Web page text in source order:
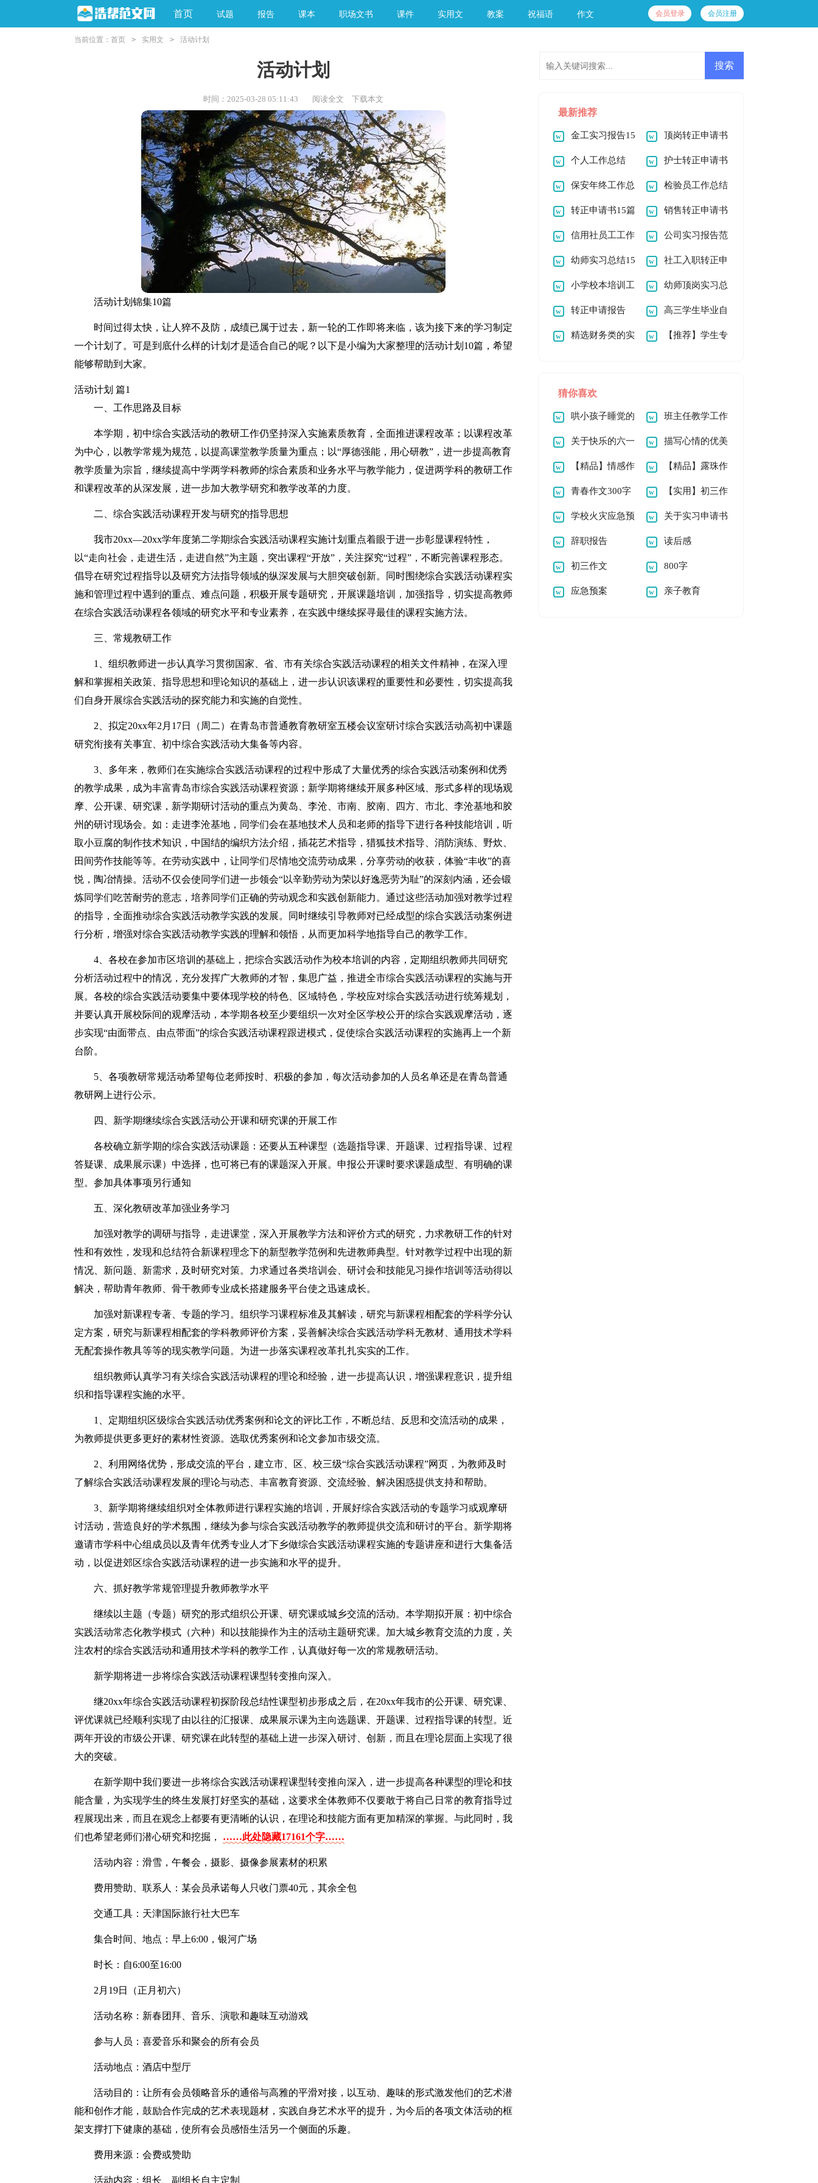
首页 试题 报告 课本 职场文书 课件 实用文 教案 祝福语 作文 会员登录 会员注册
当前位置： 首页 > 实用文 > 活动计划
活动计划
时间：2025-03-28 05:11:43 阅读全文 下载本文
活动计划锦集10篇
时间过得太快，让人猝不及防，成绩已属于过去，新一轮的工作即将来临，该为接下来的学习制定
一个计划了。可是到底什么样的计划才是适合自己的呢？以下是小编为大家整理的活动计划10篇，希望
能够帮助到大家。
活动计划 篇1
一、工作思路及目标
本学期，初中综合实践活动的教研工作仍坚持深入实施素质教育，全面推进课程改革；以课程改革
为中心，以教学常规为规范，以提高课堂教学质量为重点；以“厚德强能，用心研教”，进一步提高教育
教学质量为宗旨，继续提高中学两学科教师的综合素质和业务水平与教学能力，促进两学科的教研工作
和课程改革的从深发展，进一步加大教学研究和教学改革的力度。
二、综合实践活动课程开发与研究的指导思想
我市20xx—20xx学年度第二学期综合实践活动课程实施计划重点着眼于进一步彰显课程特性，
以“走向社会，走进生活，走进自然”为主题，突出课程“开放”，关注探究“过程”，不断完善课程形态。
倡导在研究过程指导以及研究方法指导领域的纵深发展与大胆突破创新。同时围绕综合实践活动课程实
施和管理过程中遇到的重点、难点问题，积极开展专题研究，开展课题培训，加强指导，切实提高教师
在综合实践活动课程各领域的研究水平和专业素养，在实践中继续探寻最佳的课程实施方法。
三、常规教研工作
1、组织教师进一步认真学习贯彻国家、省、市有关综合实践活动课程的相关文件精神，在深入理
解和掌握相关政策、指导思想和理论知识的基础上，进一步认识该课程的重要性和必要性，切实提高我
们自身开展综合实践活动的探究能力和实施的自觉性。
2、拟定20xx年2月17日（周二）在青岛市普通教育教研室五楼会议室研讨综合实践活动高初中课题
研究衔接有关事宜、初中综合实践活动大集备等内容。
3、多年来，教师们在实施综合实践活动课程的过程中形成了大量优秀的综合实践活动案例和优秀
的教学成果，成为丰富青岛市综合实践活动课程资源；新学期将继续开展多种区域、形式多样的现场观
摩、公开课、研究课，新学期研讨活动的重点为黄岛、李沧、市南、胶南、四方、市北、李沧基地和胶
州的研讨现场会。如：走进李沧基地，同学们会在基地技术人员和老师的指导下进行各种技能培训，听
取小豆腐的制作技术知识，中国结的编织方法介绍，插花艺术指导，猎狐技术指导、消防演练、野炊、
田间劳作技能等等。在劳动实践中，让同学们尽情地交流劳动成果，分享劳动的收获，体验“丰收”的喜
悦，陶冶情操。活动不仅会使同学们进一步领会“以辛勤劳动为荣以好逸恶劳为耻”的深刻内涵，还会锻
炼同学们吃苦耐劳的意志，培养同学们正确的劳动观念和实践创新能力。通过这些活动加强对教学过程
的指导，全面推动综合实践活动教学实践的发展。同时继续引导教师对已经成型的综合实践活动案例进
行分析，增强对综合实践活动教学实践的理解和领悟，从而更加科学地指导自己的教学工作。
4、各校在参加市区培训的基础上，把综合实践活动作为校本培训的内容，定期组织教师共同研究
分析活动过程中的情况，充分发挥广大教师的才智，集思广益，推进全市综合实践活动课程的实施与开
展。各校的综合实践活动要集中要体现学校的特色、区域特色，学校应对综合实践活动进行统筹规划，
并要认真开展校际间的观摩活动，本学期各校至少要组织一次对全区学校公开的综合实践观摩活动，逐
步实现“由面带点、由点带面”的综合实践活动课程跟进模式，促使综合实践活动课程的实施再上一个新
台阶。
5、各项教研常规活动希望每位老师按时、积极的参加，每次活动参加的人员名单还是在青岛普通
教研网上进行公示。
四、新学期继续综合实践活动公开课和研究课的开展工作
各校确立新学期的综合实践活动课题：还要从五种课型（选题指导课、开题课、过程指导课、过程
答疑课、成果展示课）中选择，也可将已有的课题深入开展。申报公开课时要求课题成型、有明确的课
型。参加具体事项另行通知
五、深化教研改革加强业务学习
加强对教学的调研与指导，走进课堂，深入开展教学方法和评价方式的研究，力求教研工作的针对
性和有效性，发现和总结符合新课程理念下的新型教学范例和先进教师典型。针对教学过程中出现的新
情况、新问题、新需求，及时研究对策。力求通过各类培训会、研讨会和技能见习操作培训等活动得以
解决，帮助青年教师、骨干教师专业成长搭建服务平台使之迅速成长。
加强对新课程专著、专题的学习。组织学习课程标准及其解读，研究与新课程相配套的学科学分认
定方案，研究与新课程相配套的学科教师评价方案，妥善解决综合实践活动学科无教材、通用技术学科
无配套操作教具等等的现实教学问题。为进一步落实课程改革扎扎实实的工作。
组织教师认真学习有关综合实践活动课程的理论和经验，进一步提高认识，增强课程意识，提升组
织和指导课程实施的水平。
1、定期组织区级综合实践活动优秀案例和论文的评比工作，不断总结、反思和交流活动的成果，
为教师提供更多更好的素材性资源。选取优秀案例和论文参加市级交流。
2、利用网络优势，形成交流的平台，建立市、区、校三级“综合实践活动课程”网页，为教师及时
了解综合实践活动课程发展的理论与动态、丰富教育资源、交流经验、解决困惑提供支持和帮助。
3、新学期将继续组织对全体教师进行课程实施的培训，开展好综合实践活动的专题学习或观摩研
讨活动，营造良好的学术氛围，继续为参与综合实践活动教学的教师提供交流和研讨的平台。新学期将
邀请市学科中心组成员以及青年优秀专业人才下乡做综合实践活动课程实施的专题讲座和进行大集备活
动，以促进郊区综合实践活动课程的进一步实施和水平的提升。
六、抓好教学常规管理提升教师教学水平
继续以主题（专题）研究的形式组织公开课、研究课或城乡交流的活动。本学期拟开展：初中综合
实践活动常态化教学模式（六种）和以技能操作为主的活动主题研究课。加大城乡教育交流的力度，关
注农村的综合实践活动和通用技术学科的教学工作，认真做好每一次的常规教研活动。
新学期将进一步将综合实践活动课程课型转变推向深入。
继20xx年综合实践活动课程初探阶段总结性课型初步形成之后，在20xx年我市的公开课、研究课、
评优课就已经顺利实现了由以往的汇报课、成果展示课为主向选题课、开题课、过程指导课的转型。近
两年开设的市级公开课、研究课在此转型的基础上进一步深入研讨、创新，而且在理论层面上实现了很
大的突破。
在新学期中我们要进一步将综合实践活动课程课型转变推向深入，进一步提高各种课型的理论和技
能含量，为实现学生的终生发展打好坚实的基础，这要求全体教师不仅要敢于将自己日常的教育指导过
程展现出来，而且在观念上都要有更清晰的认识，在理论和技能方面有更加精深的掌握。与此同时，我
们也希望老师们潜心研究和挖掘， ……此处隐藏17161个字……
活动内容：滑雪，午餐会，摄影、摄像参展素材的积累
费用赞助、联系人：某会员承诺每人只收门票40元，其余全包
交通工具：天津国际旅行社大巴车
集合时间、地点：早上6:00，银河广场
时长：自6:00至16:00
2月19日（正月初六）
活动名称：新春团拜、音乐、演歌和趣味互动游戏
参与人员：喜爱音乐和聚会的所有会员
活动地点：酒店中型厅
活动目的：让所有会员领略音乐的通俗与高雅的平滑对接，以互动、趣味的形式激发他们的艺术潜
能和创作才能，鼓励合作完成的艺术表现题材，实践自身艺术水平的提升，为今后的各项文体活动的框
架支撑打下健康的基础，使所有会员感悟生活另一个侧面的乐趣。
费用来源：会费或赞助
活动内容：组长、副组长自主定制
最新推荐
金工实习报告15
篇
顶岗转正申请书
个人工作总结
(通用15篇)
护士转正申请书
保安年终工作总
结
检验员工作总结
转正申请书15篇 销售转正申请书
信用社员工工作
总结
公司实习报告范
文汇总10篇
幼师实习总结15
篇
社工入职转正申
请书
小学校本培训工
作总结
幼师顶岗实习总
结
转正申请报告 高三学生毕业自
我鉴定
精选财务类的实 【推荐】学生专
猜你喜欢
哄小孩子睡觉的
童话故事15篇
班主任教学工作
计划
关于快乐的六一
儿童节作文900字汇
总6篇
描写心情的优美
段落
【精品】情感作
文300字汇总7篇
【精品】露珠作
文300字六篇
青春作文300字
五篇
【实用】初三作
文集合五篇
学校火灾应急预
案
关于实习申请书
模板集合7篇
辞职报告 读后感
初三作文 800字
应急预案 亲子教育